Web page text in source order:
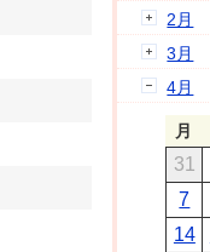
2月
3月
4月
月
31
7
14